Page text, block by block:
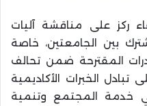
ركز على مناقشة آليات
بين الجامعتين، خاصة
المقترحة ضمن تحالف
تبادل الخبرات الأكاديمية
خدمة المجتمع وتنمية